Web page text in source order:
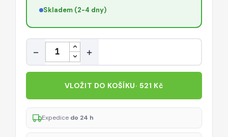
Skladem (2-4 dny)
Množství
− +
VLOŽIT DO KOŠÍKU· 521 Kč
Expedice do 24 h